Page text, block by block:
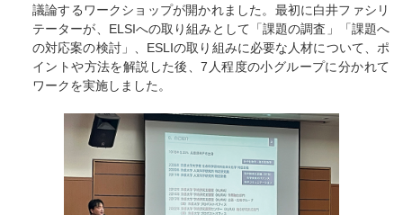
議論するワークショップが開かれました。最初に白井ファシリ
テーターが、ELSIへの取り組みとして「課題の調査」「課題へ
の対応案の検討」、ESLIの取り組みに必要な人材について、ポ
イントや方法を解説した後、7人程度の小グループに分かれて
ワークを実施しました。